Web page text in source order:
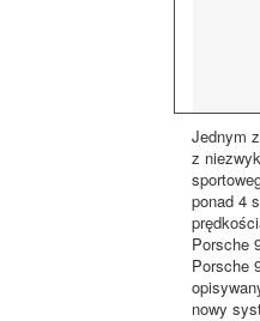
Jednym
z
ponad 4
Porsche
Porsche
nowy